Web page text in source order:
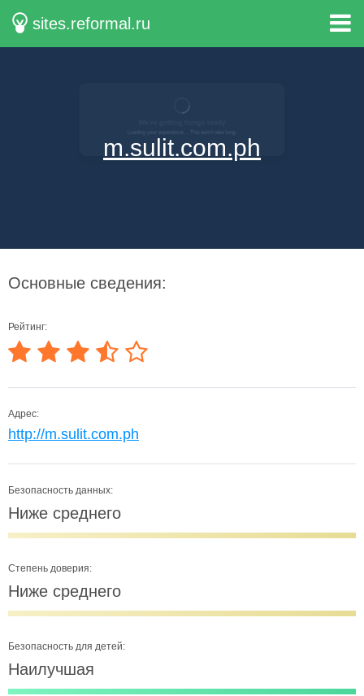
sites.reformal.ru
m.sulit.com.ph
Основные сведения:
Рейтинг:
Адрес:
http://m.sulit.com.ph
Безопасность данных:
Ниже среднего
Степень доверия:
Ниже среднего
Безопасность для детей:
Наилучшая